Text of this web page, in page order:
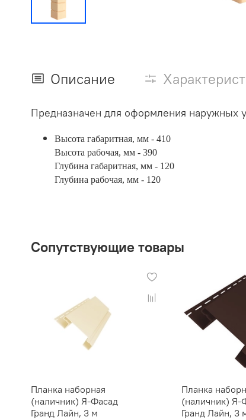
Описание
Предназначен для оформления наружных
Высота габаритная, мм - 410
Высота рабочая, мм - 390
Глубина габаритная, мм - 120
Глубина рабочая, мм - 120
Сопутствующие товары
Планка наборная
(наличник) Я-Фасад
Гранд Лайн, 3 м
Планка
(наличник) Я-
Гранд Лайн, 3